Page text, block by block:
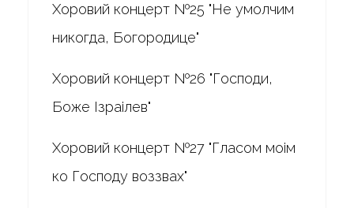
Хоровий концерт №25 "Не умолчим
никогда, Богородице"
Хоровий концерт №26 "Господи,
Боже Ізраілев"
Хоровий концерт №27 "Гласом моім
ко Господу воззвах"